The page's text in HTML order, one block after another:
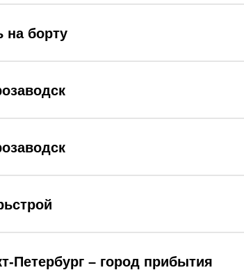
на борту
Петербург – город прибытия